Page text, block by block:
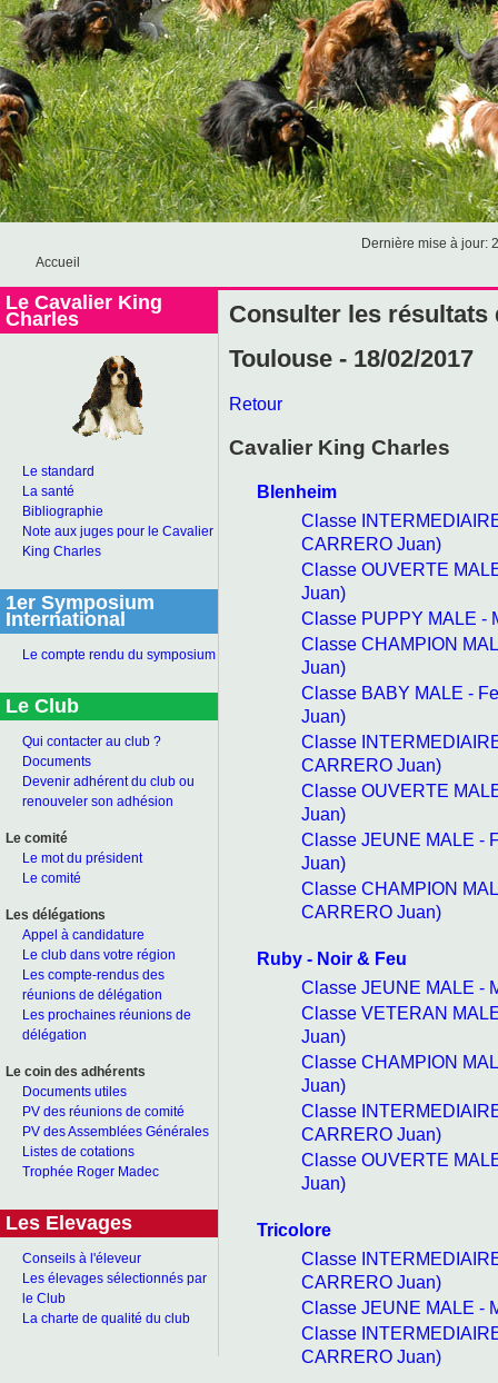
Accueil
Dernière mise à jour:
Le Cavalier King
Charles
Le standard
La santé
Bibliographie
Note aux juges pour le Cavalier
King Charles
1er Symposium
International
Le compte rendu du symposium
Le Club
Qui contacter au club ?
Documents
Devenir adhérent du club ou
renouveler son adhésion
Le comité
Le mot du président
Le comité
Les délégations
Appel à candidature
Le club dans votre région
Les compte-rendus des
réunions de délégation
Les prochaines réunions de
délégation
Le coin des adhérents
Documents utiles
PV des réunions de comité
PV des Assemblées Générales
Listes de cotations
Trophée Roger Madec
Les Elevages
Conseils à l'éleveur
Les élevages sélectionnés par
le Club
La charte de qualité du club
Consulter les résultats
Toulouse - 18/02/2017
Retour
Cavalier King Charles
Blenheim
Classe
CARRERO Juan)
Classe OUVERTE
Juan)
Classe PUPPY MALE -
Classe CHAMPION
Juan)
Classe BABY MALE -
Juan)
Classe
CARRERO Juan)
Classe OUVERTE
Juan)
Classe JEUNE MALE -
Juan)
Classe CHAMPION
CARRERO Juan)
Ruby - Noir & Feu
Classe JEUNE MALE -
Classe VETERAN
Juan)
Classe CHAMPION
Juan)
Classe
CARRERO Juan)
Classe OUVERTE
Juan)
Tricolore
Classe
CARRERO Juan)
Classe JEUNE MALE -
Classe
CARRERO Juan)